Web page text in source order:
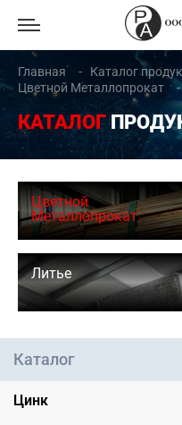
Главная Каталог
Цветной Металлопрокат
КАТАЛОГ
Цветной
Металлопрокат
Литье
Каталог
Цинк